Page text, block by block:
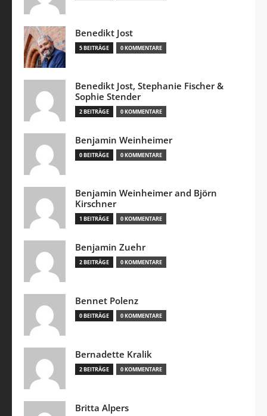
Benedikt Jost
5 BEITRÄGE 0 KOMMENTARE
Benedikt Jost, Stephanie Fischer &
Sophie Stender
2 BEITRÄGE 0 KOMMENTARE
Benjamin Weinheimer
0 BEITRÄGE 0 KOMMENTARE
Benjamin Weinheimer and Björn
Kirschner
1 BEITRÄGE 0 KOMMENTARE
Benjamin Zuehr
2 BEITRÄGE 0 KOMMENTARE
Bennet Polenz
0 BEITRÄGE 0 KOMMENTARE
Bernadette Kralik
2 BEITRÄGE 0 KOMMENTARE
Britta Alpers